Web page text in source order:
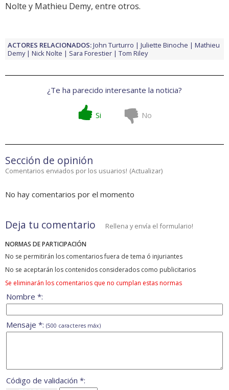
Nolte y Mathieu Demy, entre otros.
ACTORES RELACIONADOS:John Turturro Juliette Binoche
Mathieu
Demy
Nick Nolte Sara Forestier Tom Riley
¿Te ha parecido interesante la noticia?
Si No
Sección de opinión
Comentarios enviados por los usuarios! (Actualizar)
No hay comentarios por el momento
Deja tu comentario Rellena y envía el formulario!
NORMAS DE PARTICIPACIÓN
No se permitirán los comentarios fuera de tema ó injuriantes
No se aceptarán los contenidos considerados como publicitarios
Se eliminarán los comentarios que no cumplan estas normas
Nombre *:
Mensaje *: (500 caracteres máx)
Código de validación *: